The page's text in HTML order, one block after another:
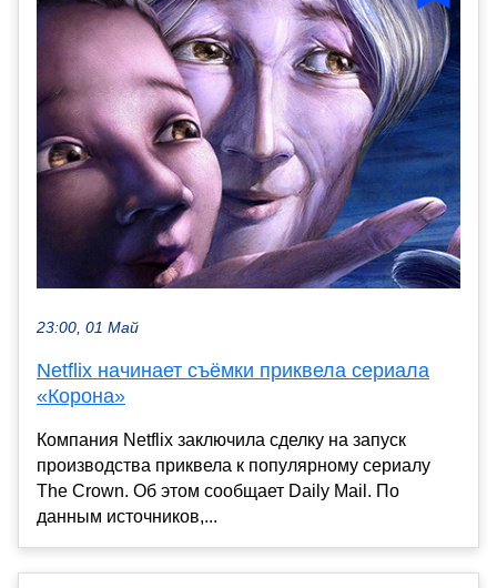
23:00, 01 Май
Netflix начинает съёмки приквела сериала
«Корона»
Компания Netflix заключила сделку на запуск
производства приквела к популярному сериалу
The Crown. Об этом сообщает Daily Mail. По
данным источников,...